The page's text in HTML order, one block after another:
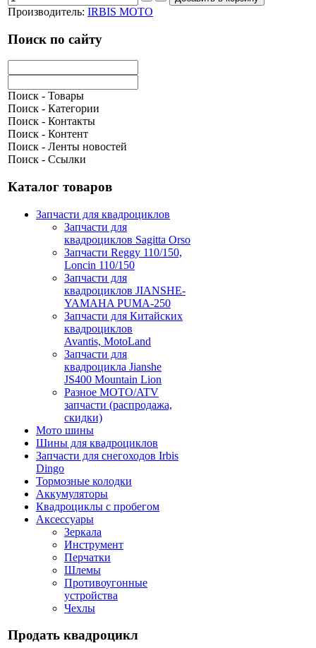
Производитель: IRBIS MOTO
Поиск по сайту
Поиск - Товары
Поиск - Категории
Поиск - Контакты
Поиск - Контент
Поиск - Ленты новостей
Поиск - Ссылки
Каталог товаров
Запчасти для квадроциклов
Запчасти для
квадроциклов Sagitta Orso
Запчасти Reggy 110/150,
Loncin 110/150
Запчасти для
квадроциклов JIANSHE-
YAMAHA PUMA-250
Запчасти для Китайских
квадроциклов
Avantis, MotoLand
Запчасти для
квадроцикла Jianshe
JS400 Mountain Lion
Разное МОТО/ATV
запчасти (распродажа,
скидки)
Мото шины
Шины для квадроциклов
Запчасти для снегоходов Irbis
Dingo
Тормозные колодки
Аккумуляторы
Квадроциклы с пробегом
Аксессуары
Зеркала
Инструмент
Перчатки
Шлемы
Противоугонные
устройства
Чехлы
Продать квадроцикл